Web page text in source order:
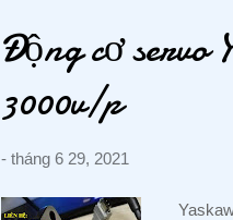
Động cơ servo
3000v/p
- tháng 6 29, 2021